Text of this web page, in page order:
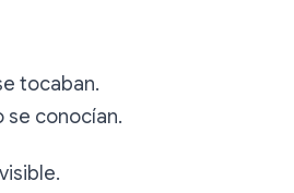
tocaban.
se conocían.